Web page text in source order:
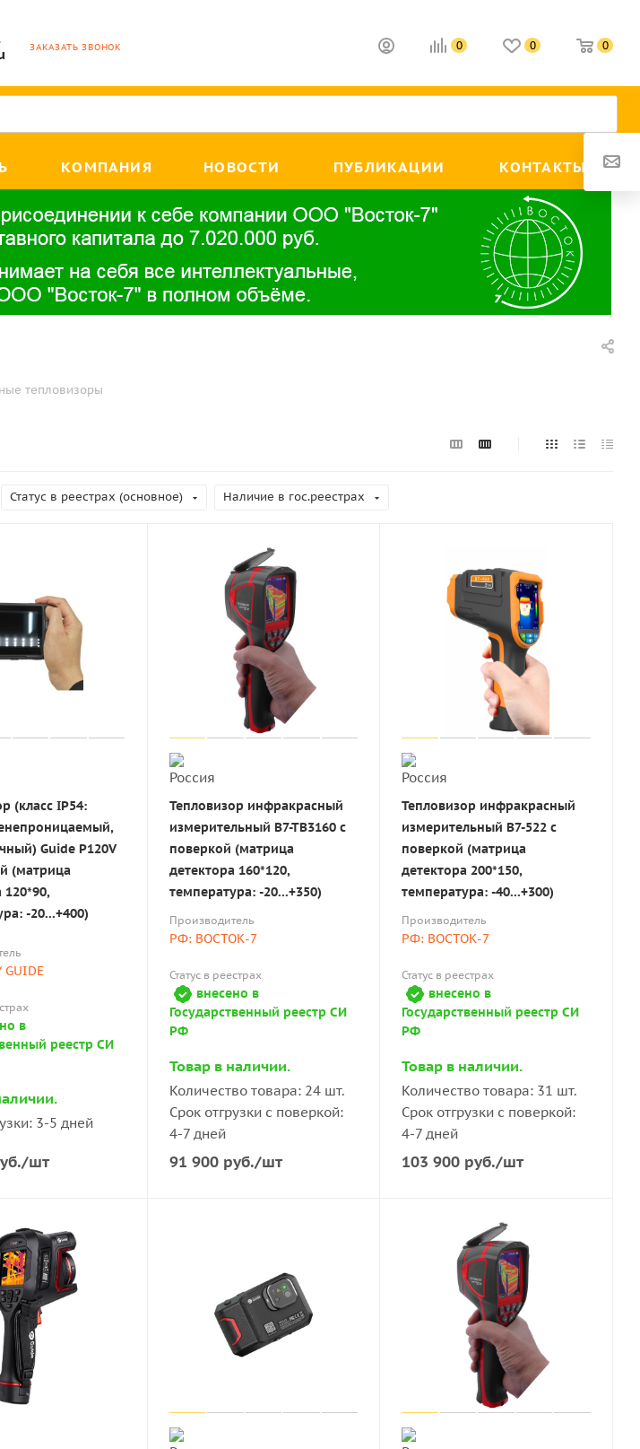
ЗАКАЗАТЬ ЗВОНОК 0 0 0
КОМПАНИЯ НОВОСТИ ПУБЛИКАЦИИ КОНТАКТЫ
тепловизоры
Статус в реестрах (основное) Наличие в гос.реестрах
(класс IP54:
Guide P120V
(матрица
120*90,
-20...+400)
GUIDE
в
реестр СИ
3-5 дней
/шт
Тепловизор инфракрасный
измерительный В7-ТВ3160 с
поверкой (матрица
детектора 160*120,
температура: -20...+350)
Производитель
РФ: ВОСТОК-7
Статус в реестрах
внесено в
Государственный реестр СИ
РФ
Товар в наличии.
Количество товара: 24 шт.
Срок отгрузки с поверкой:
4-7 дней
91 900руб./шт
Тепловизор инфракрасный
измерительный В7-522 с
поверкой (матрица
детектора 200*150,
температура: -40...+300)
Производитель
РФ: ВОСТОК-7
Статус в реестрах
внесено в
Государственный реестр СИ
РФ
Товар в наличии.
Количество товара: 31 шт.
Срок отгрузки с поверкой:
4-7 дней
103 900 руб./шт